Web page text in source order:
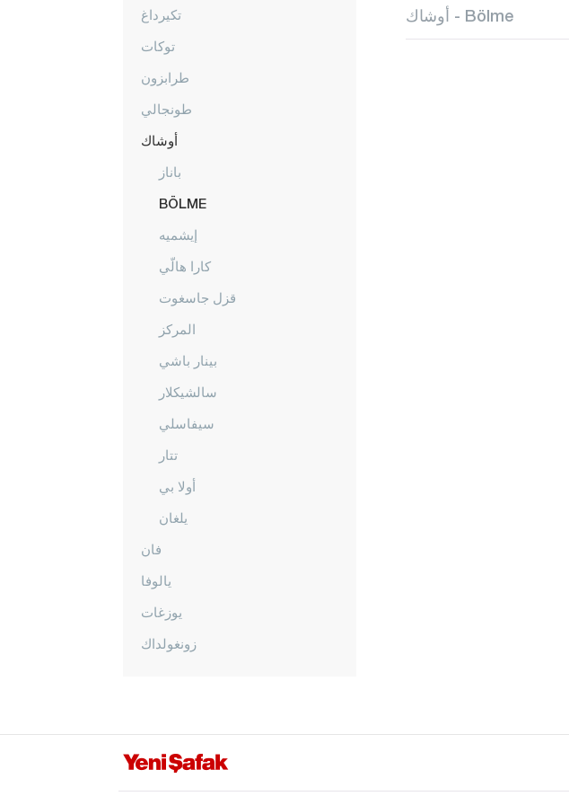
تكيرداغ
توكات
طرابزون
طونجالي
أوشاك
باناز
BÖLME
إيشميه
كارا هالّي
قزل جاسغوت
المركز
بينار باشي
سالشيكلار
سيفاسلي
تتار
أولا بي
يلغان
فان
يالوفا
يوزغات
زونغولداك
أوشاك - Bölme